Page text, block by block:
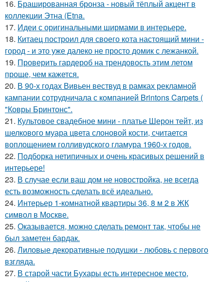
16. Брашированная бронза - новый тёплый акцент в
коллекции Этна (Etna.
17. Идеи с оригинальными ширмами в интерьере.
18. Китаец построил для своего кота настоящий мини -
город - и это уже далеко не просто домик с лежанкой.
19. Проверить гардероб на трендовость этим летом
проще, чем кажется.
20. В 90-х годах Вивьен вествуд в рамках рекламной
кампании сотрудничала с компанией Brintons Carpets (
"Ковры Бринтонс".
21. Культовое свадебное мини - платье Шерон тейт, из
шелкового муара цвета слоновой кости, считается
воплощением голливудского гламура 1960-х годов.
22. Подборка нетипичных и очень красивых решений в
интерьере!
23. В случае если ваш дом не новостройка, не всегда
есть возможность сделать всё идеально.
24. Интерьер 1-комнатной квартиры 36, 8 м 2 в ЖК
символ в Москве.
25. Оказывается, можно сделать ремонт так, чтобы не
был заметен бардак.
26. Лиловые декоративные подушки - любовь с первого
взгляда.
27. В старой части Бухары есть интересное место,